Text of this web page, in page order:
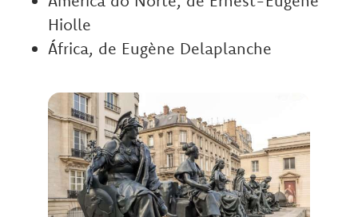
Hiolle
África, de Eugène Delaplanche